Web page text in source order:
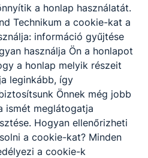
az első képesítő vizsga
tanulhatnak azok, akik
az új szakképzési
szakmai programjában
az intézmény
alapján lehetőség van a
ismeretek és
és ezáltal a képzési idő
a honlap használatát.
Technikum a cookie-kat a
információ gyűjtése
használja Ön a honlapot
a honlap melyik részeit
leginkább, így
Önnek még jobb
ismét meglátogatja
Hogyan ellenőrizheti
a cookie-kat? Minden
a cookie-k